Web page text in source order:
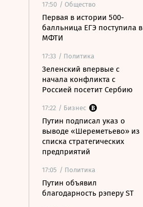
17:50 / Общество
Первая в истории 500-
балльница ЕГЭ поступила в
МФТИ
17:33 / Политика
Зеленский впервые с
начала конфликта с
Россией посетит Сербию
17:22 / Бизнес
Путин подписал указ о
выводе «Шереметьево» из
списка стратегических
предприятий
17:05 / Политика
Путин объявил
благодарность рэперу ST